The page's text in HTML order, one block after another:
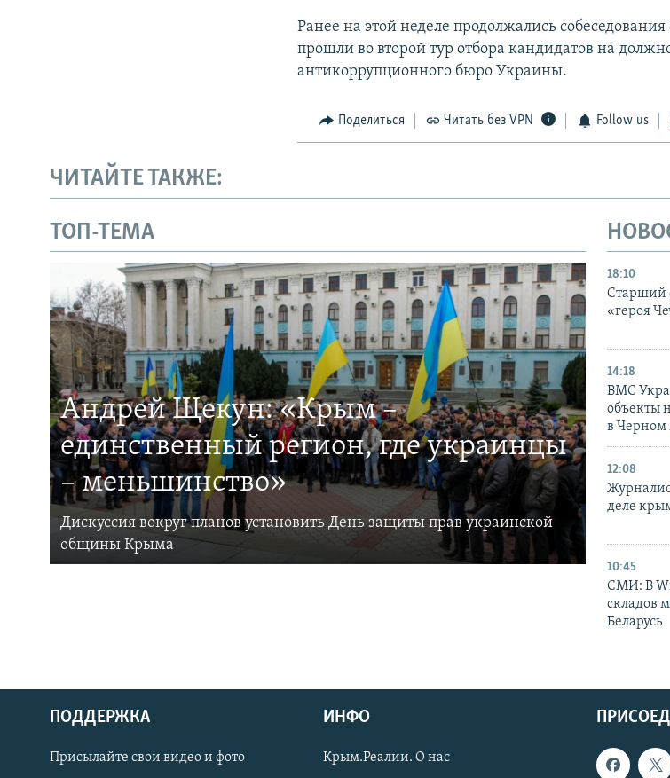
Українською
Ранее на этой неделе продолжались
прошли во второй тур отбора кандидатов на
антикоррупционного бюро Украины.
Поделиться Читать без VPN Follow us
ЧИТАЙТЕ ТАКЖЕ:
ТОП-ТЕМА
Андрей Щекун: «Крым –
единственный регион, где украинцы
– меньшинство»
Дискуссия вокруг планов установить День защиты прав украинской
общины Крыма
18:10
Старший
«героя
14:18
ВМС
объекты
в Черном
12:08
деле
10:45
СМИ: В
складов
Беларусь
ПОДДЕРЖКА
Присылайте свои видео и фото
ИНФО
Крым.Реалии. О нас